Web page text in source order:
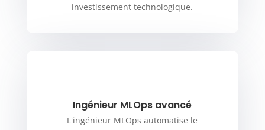
investissement technologique.
Ingénieur MLOps avancé
L'ingénieur MLOps automatise le